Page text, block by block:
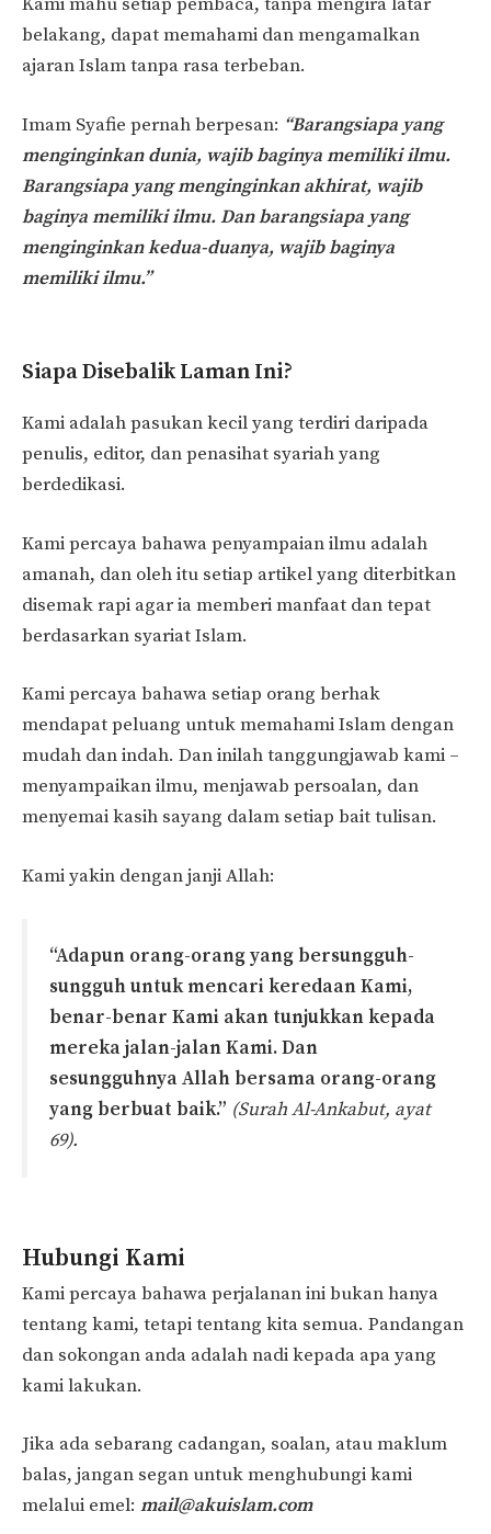
belakang, dapat memahami dan mengamalkan
ajaran Islam tanpa rasa terbeban.
Imam Syafie pernah berpesan: “Barangsiapa yang
menginginkan dunia, wajib baginya memiliki ilmu.
Barangsiapa yang menginginkan akhirat, wajib
baginya memiliki ilmu. Dan barangsiapa yang
menginginkan kedua-duanya, wajib baginya
memiliki ilmu.”
Siapa Disebalik Laman Ini?
Kami adalah pasukan kecil yang terdiri daripada
penulis, editor, dan penasihat syariah yang
berdedikasi.
Kami percaya bahawa penyampaian ilmu adalah
amanah, dan oleh itu setiap artikel yang diterbitkan
disemak rapi agar ia memberi manfaat dan tepat
berdasarkan syariat Islam.
Kami percaya bahawa setiap orang berhak
mendapat peluang untuk memahami Islam dengan
mudah dan indah. Dan inilah tanggungjawab kami –
menyampaikan ilmu, menjawab persoalan, dan
menyemai kasih sayang dalam setiap bait tulisan.
Kami yakin dengan janji Allah:
“Adapun orang-orang yang bersungguh-
sungguh untuk mencari keredaan Kami,
benar-benar Kami akan tunjukkan kepada
mereka jalan-jalan Kami. Dan
sesungguhnya Allah bersama orang-orang
yang berbuat baik.” (Surah Al-Ankabut, ayat
69).
Hubungi Kami
Kami percaya bahawa perjalanan ini bukan hanya
tentang kami, tetapi tentang kita semua. Pandangan
dan sokongan anda adalah nadi kepada apa yang
kami lakukan.
Jika ada sebarang cadangan, soalan, atau maklum
balas, jangan segan untuk menghubungi kami
melalui emel: mail@akuislam.com